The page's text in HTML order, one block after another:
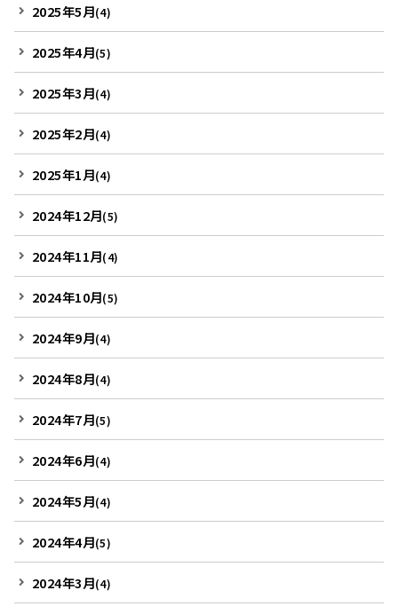
2025年5月(4)
2025年4月(5)
2025年3月(4)
2025年2月(4)
2025年1月(4)
2024年12月(5)
2024年11月(4)
2024年10月(5)
2024年9月(4)
2024年8月(4)
2024年7月(5)
2024年6月(4)
2024年5月(4)
2024年4月(5)
2024年3月(4)